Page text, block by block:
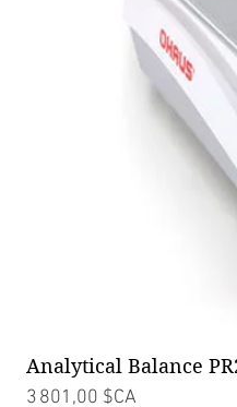
Analytical Balance
Prix
3 801,00 $CA